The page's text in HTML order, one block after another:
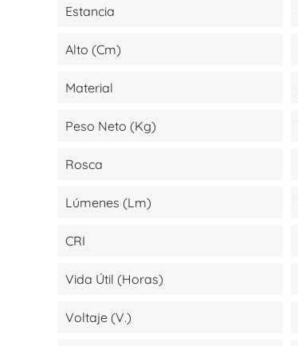
Estancia
Alto (cm)
Material
Peso Neto (kg)
Rosca
Lúmenes (lm)
CRI
Vida Útil (Horas)
Voltaje (V.)